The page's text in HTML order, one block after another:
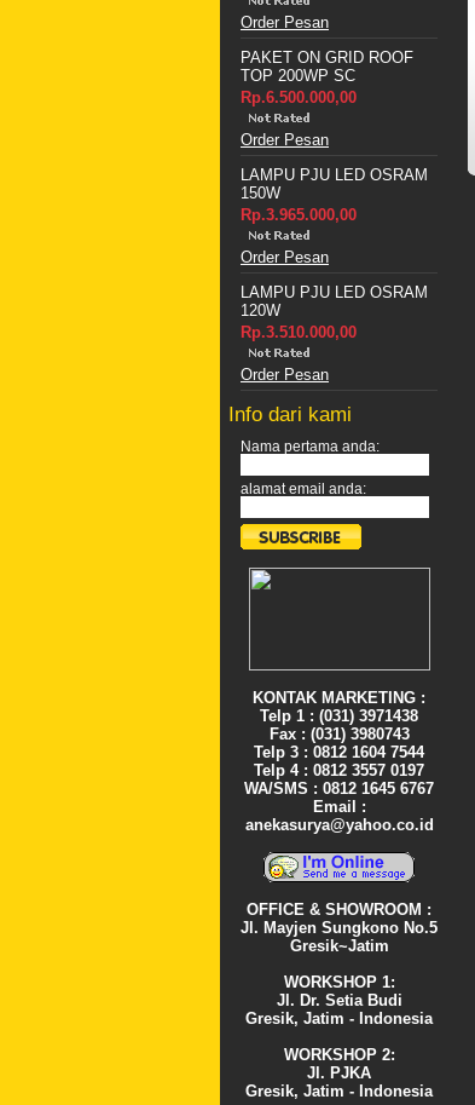
Order Pesan
PAKET ON GRID ROOF
TOP 200WP SC
Rp.6.500.000,00
Order Pesan
LAMPU PJU LED OSRAM
150W
Rp.3.965.000,00
Order Pesan
LAMPU PJU LED OSRAM
120W
Rp.3.510.000,00
Order Pesan
Info dari kami
Nama pertama anda:
alamat email anda:
KONTAK MARKETING :
Telp 1 : (031) 3971438
Fax : (031) 3980743
Telp 3 : 0812 1604 7544
Telp 4 : 0812 3557 0197
WA/SMS : 0812 1645 6767
Email :
anekasurya@yahoo.co.id
OFFICE & SHOWROOM :
Jl. Mayjen Sungkono No.5
Gresik~Jatim
WORKSHOP 1:
Jl. Dr. Setia Budi
Gresik, Jatim - Indonesia
WORKSHOP 2:
Jl. PJKA
Gresik, Jatim - Indonesia